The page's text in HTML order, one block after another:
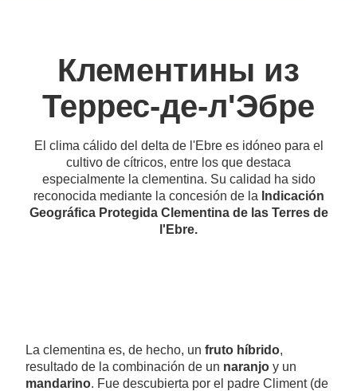
Клементины из
Террес-де-л'Эбре
El clima cálido del delta de l'Ebre es idóneo para el
cultivo de cítricos, entre los que destaca
especialmente la clementina. Su calidad ha sido
reconocida mediante la concesión de la Indicación
Geográfica Protegida Clementina de las Terres de
l'Ebre.
La clementina es, de hecho, un fruto híbrido,
resultado de la combinación de un naranjo y un
mandarino. Fue descubierta por el padre Climent (de